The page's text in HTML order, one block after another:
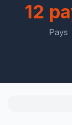
12
Pays